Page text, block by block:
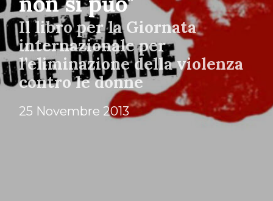
Il libro per la Giornata
internazionale per
l’eliminazione della violenza
contro le donne
25 Novembre 2013